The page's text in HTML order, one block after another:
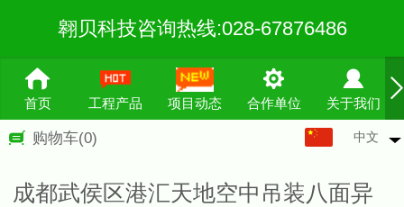
翱贝科技咨询热线:028-67876486
首页 工程产品 项目动态 合作单位 关于我们
购物车(0) 中文
成都武侯区港汇天地空中吊装八面异